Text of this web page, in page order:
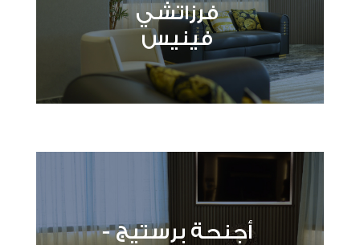
فرزاتشي
فينيس
أجنحة برستيج -